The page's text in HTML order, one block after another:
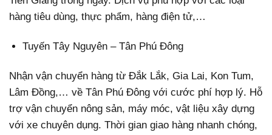
hàng tiêu dùng, thực phẩm, hàng điện tử,…
Tuyến Tây Nguyên – Tân Phú Đông
Nhận vận chuyển hàng từ Đắk Lắk, Gia Lai, Kon Tum,
Lâm Đồng,… về Tân Phú Đông với cước phí hợp lý. Hỗ
trợ vận chuyển nông sản, máy móc, vật liệu xây dựng
với xe chuyên dụng. Thời gian giao hàng nhanh chóng,